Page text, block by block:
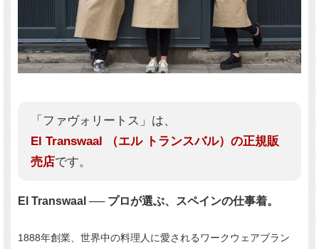
「ファヴォリートス」は、
El Transwaal （エル トランスバル）の正規販
売店です。
El Transwaal ── プロが選ぶ、スペインの仕事着。
1888年創業、世界中の料理人に愛されるワークウェアブラン